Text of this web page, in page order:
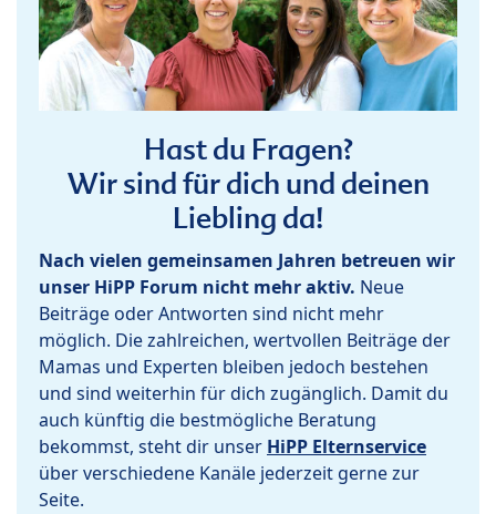
Hast du Fragen?
Wir sind für dich und deinen
Liebling da!
Nach vielen gemeinsamen Jahren betreuen wir
unser HiPP Forum nicht mehr aktiv. Neue
Beiträge oder Antworten sind nicht mehr
möglich. Die zahlreichen, wertvollen Beiträge der
Mamas und Experten bleiben jedoch bestehen
und sind weiterhin für dich zugänglich. Damit du
auch künftig die bestmögliche Beratung
bekommst, steht dir unser HiPP Elternservice
über verschiedene Kanäle jederzeit gerne zur
Seite.